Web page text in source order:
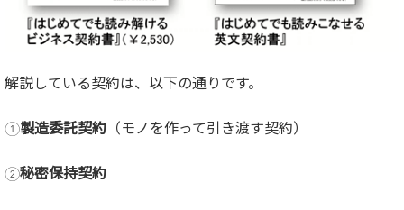
解説している契約は、以下の通りです。
①製造委託契約 （モノを作って引き渡す契約）
②秘密保持契約